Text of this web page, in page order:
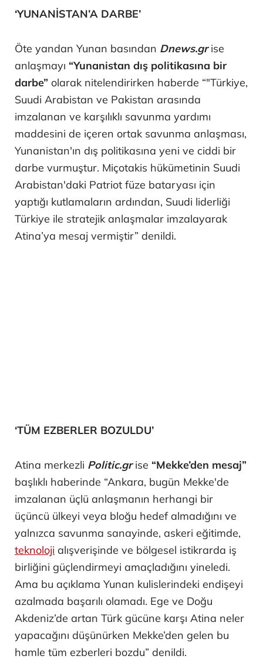
‘YUNANİSTAN’A DARBE’
Öte yandan Yunan basından Dnews.gr ise
anlaşmayı “Yunanistan dış politikasına bir
darbe” olarak nitelendirirken haberde “"Türkiye,
Suudi Arabistan ve Pakistan arasında
imzalanan ve karşılıklı savunma yardımı
maddesini de içeren ortak savunma anlaşması,
Yunanistan'ın dış politikasına yeni ve ciddi bir
darbe vurmuştur. Miçotakis hükümetinin Suudi
Arabistan'daki Patriot füze bataryası için
yaptığı kutlamaların ardından, Suudi liderliği
Türkiye ile stratejik anlaşmalar imzalayarak
Atina’ya mesaj vermiştir” denildi.
‘TÜM EZBERLER BOZULDU’
Atina merkezli Politic.gr ise “Mekke’den mesaj”
başlıklı haberinde “Ankara, bugün Mekke'de
imzalanan üçlü anlaşmanın herhangi bir
üçüncü ülkeyi veya bloğu hedef almadığını ve
yalnızca savunma sanayinde, askeri eğitimde,
teknoloji alışverişinde ve bölgesel istikrarda iş
birliğini güçlendirmeyi amaçladığını yineledi.
Ama bu açıklama Yunan kulislerindeki endişeyi
azalmada başarılı olamadı. Ege ve Doğu
Akdeniz’de artan Türk gücüne karşı Atina neler
yapacağını düşünürken Mekke’den gelen bu
hamle tüm ezberleri bozdu” denildi.